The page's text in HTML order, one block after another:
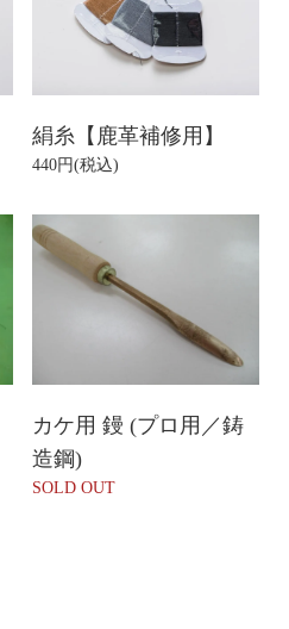
絹糸【鹿革補修用】
440円(税込)
カケ用 鏝 (プロ用／鋳
造鋼)
SOLD OUT